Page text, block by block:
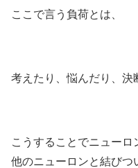
ここで言う負荷とは、
考えたり、悩んだり、決
こうすることでニューロ
他のニューロンと結びつ